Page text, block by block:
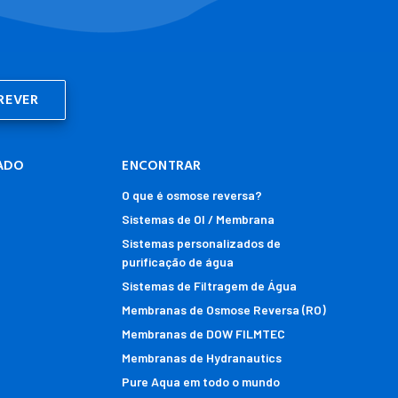
ENCONTRAR
O que é osmose reversa?
Sistemas de OI / Membrana
Sistemas personalizados de
purificação de água
Sistemas de Filtragem de Água
Membranas de Osmose Reversa (RO)
Membranas de DOW FILMTEC
Membranas de Hydranautics
Pure Aqua em todo o mundo